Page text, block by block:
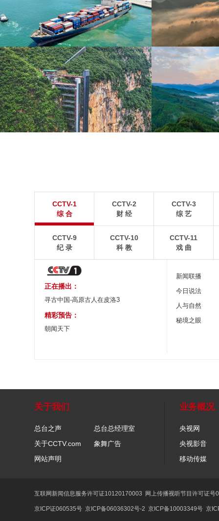
青岛港今年新辟16条国际航线
8月5日，“科伦坡”轮缓缓驶离山东港口青岛港前湾联
河北承德：金山
8月6日，河北承德，
二号悬崖电梯“扶摇梯”近日正式投运，将山乡学子单
程3个多小时的求学路缩减至30分钟。
瓦屋山雄浑平顶与峨
CCTV-1
综 合
CCTV-2
财 经
CCTV-3
综 艺
CCTV-9
纪 录
CCTV-10
科 教
CCTV-11
戏 曲
正在播出：
寻古中国-高原古人在皮洛3
精彩预告：
朝闻天下
新闻联播
今日说法
人与自然
秘境之眼
关于我们
总台之声
总台总经理室
关于CCTV.com
象舞广告
网站声明
业务概况
央视网
央视影音
移动传媒
互联网新闻信息服务许可证10120170003 网上传播视听节目许可证
京ICP证060535号 京ICP备06036302号-2 京ICP备10003349号 京